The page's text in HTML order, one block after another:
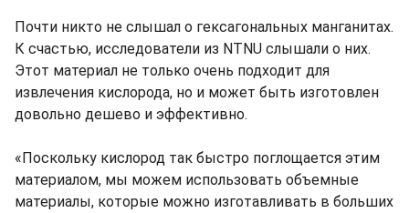
Почти никто не слышал о гексагональных манганитах.
К счастью, исследователи из NTNU слышали о них.
Этот материал не только очень подходит для
извлечения кислорода, но и может быть изготовлен
довольно дешево и эффективно.
«Поскольку кислород так быстро поглощается этим
материалом, мы можем использовать объемные
материалы, которые можно изготавливать в больших